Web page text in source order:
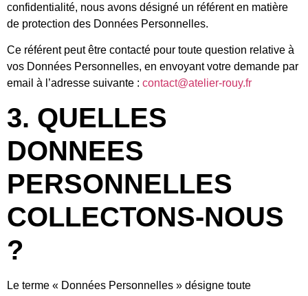
confidentialité, nous avons désigné un référent en matière
de protection des Données Personnelles.
Ce référent peut être contacté pour toute question relative à
vos Données Personnelles, en envoyant votre demande par
email à l’adresse suivante : contact@atelier-rouy.fr
3. QUELLES
DONNEES
PERSONNELLES
COLLECTONS-NOUS
?
Le terme « Données Personnelles » désigne toute